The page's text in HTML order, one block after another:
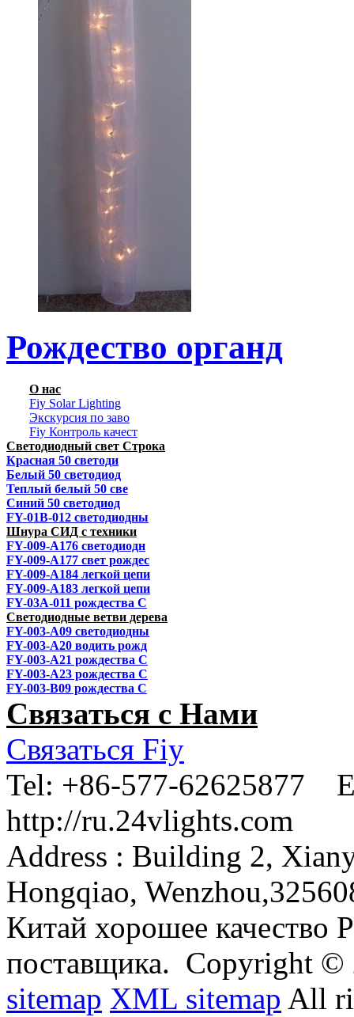
Рождество органд
О нас
Fiy Solar Lighting
Экскурсия по заво
Fiy Контроль качест
Светодиодный свет Строка
Красная 50 светоди
Белый 50 светодиод
Теплый белый 50 све
Синий 50 светодиод
FY-01B-012 светодиодны
Шнура СИД с техники
FY-009-A176 светодиодн
FY-009-A177 свет рождес
FY-009-A184 легкой цепи
FY-009-A183 легкой цепи
FY-03A-011 рождества С
Светодиодные ветви дерева
FY-003-A09 светодиодны
FY-003-A20 водить рожд
FY-003-A21 рождества С
FY-003-A23 рождества С
FY-003-B09 рождества С
Связаться с Нами
Связаться Fiy
Tel: +86-577-62625877
http://ru.24vlights.com
Address : Building 2,
Hongqiao,
Китай хорошее качество
поставщика. Copyright ©
sitemap XML sitemap All